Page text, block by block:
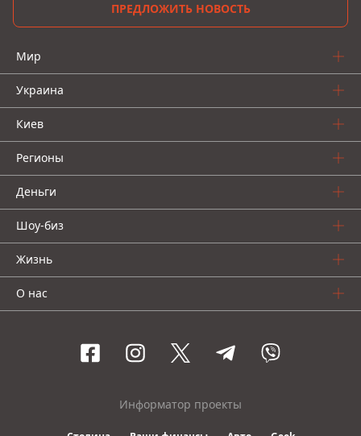
ПРЕДЛОЖИТЬ НОВОСТЬ
Мир
Украина
Киев
Регионы
Деньги
Шоу-биз
Жизнь
О нас
Информатор проекты